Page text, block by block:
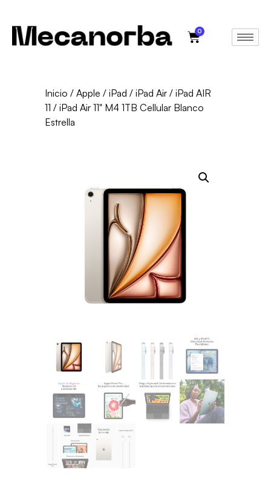
0
Inicio /Apple /iPad /iPad Air /iPad AIR
11 / iPad Air 11" M4 1TB Cellular Blanco
Estrella